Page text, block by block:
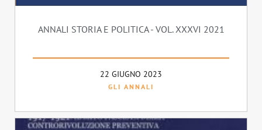
ANNALI STORIA E POLITICA - VOL. XXXVI 2021
22 GIUGNO 2023
GLI ANNALI